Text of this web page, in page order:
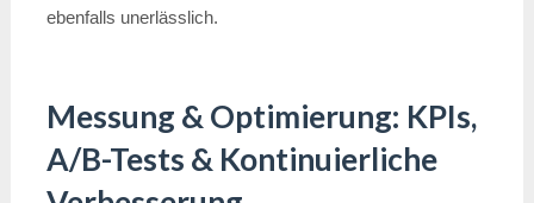
ebenfalls unerlässlich.
Messung & Optimierung: KPIs,
A/B-Tests & Kontinuierliche